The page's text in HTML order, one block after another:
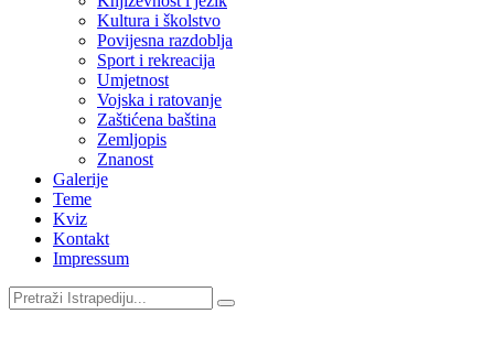
Kultura i školstvo
Povijesna razdoblja
Sport i rekreacija
Umjetnost
Vojska i ratovanje
Zaštićena baština
Zemljopis
Znanost
Galerije
Teme
Kviz
Kontakt
Impressum